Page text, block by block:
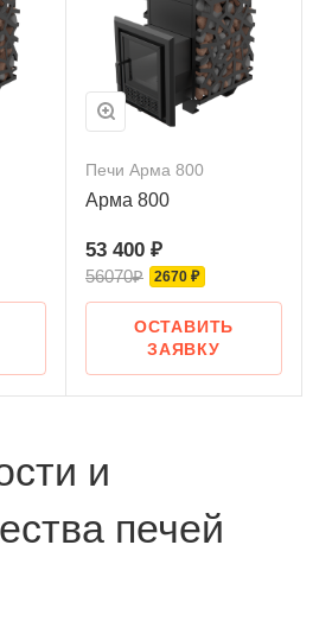
Печи Арма 800
Арма 800
53 400 ₽
56070₽ 2670 ₽
ОСТАВИТЬ
ЗАЯВКУ
и
печей